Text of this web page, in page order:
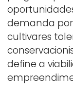
demanda
cultivares
define a